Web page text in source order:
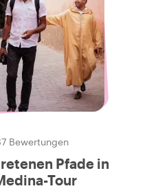
Bewertungen
Pfade in
Tour